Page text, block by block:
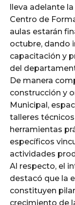
lleva adelante
Centro de
aulas estarán
octubre, dando
capacitación y
del
De manera
construcción y
Municipal,
talleres
herramientas
específicos
actividades
Al respecto, el
destacó que la
constituyen
crecimiento de